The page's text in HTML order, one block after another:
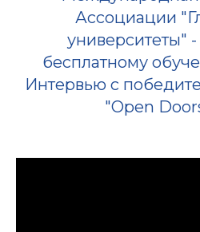
Ассоциации
университеты"
бесплатному
Интервью с
"Open